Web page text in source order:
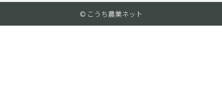
© こうち農業ネット